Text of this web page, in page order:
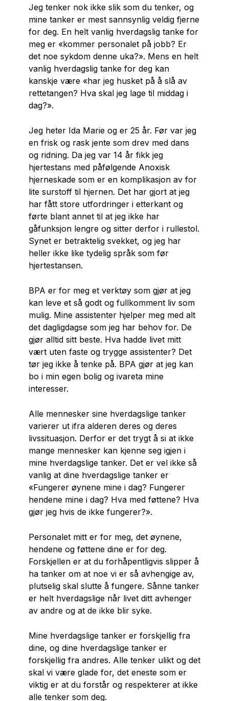
Jeg tenker nok ikke slik som du tenker, og
mine tanker er mest sannsynlig veldig fjerne
for deg. En helt vanlig hverdagslig tanke for
meg er «kommer personalet på jobb? Er
det noe sykdom denne uka?». Mens en helt
vanlig hverdagslig tanke for deg kan
kanskje være «har jeg husket på å slå av
rettetangen? Hva skal jeg lage til middag i
dag?».
Jeg heter Ida Marie og er 25 år. Før var jeg
en frisk og rask jente som drev med dans
og ridning. Da jeg var 14 år fikk jeg
hjertestans med påfølgende Anoxisk
hjerneskade som er en komplikasjon av for
lite surstoff til hjernen. Det har gjort at jeg
har fått store utfordringer i etterkant og
førte blant annet til at jeg ikke har
gåfunksjon lengre og sitter derfor i rullestol.
Synet er betraktelig svekket, og jeg har
heller ikke like tydelig språk som før
hjertestansen.
BPA er for meg et verktøy som gjør at jeg
kan leve et så godt og fullkomment liv som
mulig. Mine assistenter hjelper meg med alt
det dagligdagse som jeg har behov for. De
gjør alltid sitt beste. Hva hadde livet mitt
vært uten faste og trygge assistenter? Det
tør jeg ikke å tenke på. BPA gjør at jeg kan
bo i min egen bolig og ivareta mine
interesser.
Alle mennesker sine hverdagslige tanker
varierer ut ifra alderen deres og deres
livssituasjon. Derfor er det trygt å si at ikke
mange mennesker kan kjenne seg igjen i
mine hverdagslige tanker. Det er vel ikke så
vanlig at dine hverdagslige tanker er
«Fungerer øynene mine i dag? Fungerer
hendene mine i dag? Hva med føttene? Hva
gjør jeg hvis de ikke fungerer?».
Personalet mitt er for meg, det øynene,
hendene og føttene dine er for deg.
Forskjellen er at du forhåpentligvis slipper å
ha tanker om at noe vi er så avhengige av,
plutselig skal slutte å fungere. Sånne tanker
er helt hverdagslige når livet ditt avhenger
av andre og at de ikke blir syke.
Mine hverdagslige tanker er forskjellig fra
dine, og dine hverdagslige tanker er
forskjellig fra andres. Alle tenker ulikt og det
skal vi være glade for, det eneste som er
viktig er at du forstår og respekterer at ikke
alle tenker som deg.